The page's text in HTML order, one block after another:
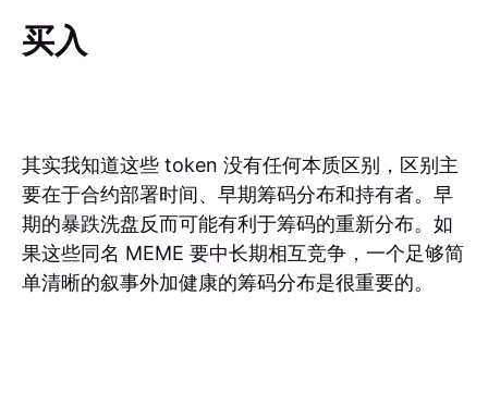
买入
其实我知道这些 token 没有任何本质区别，区别主
要在于合约部署时间、早期筹码分布和持有者。早
期的暴跌洗盘反而可能有利于筹码的重新分布。如
果这些同名 MEME 要中长期相互竞争，一个足够简
单清晰的叙事外加健康的筹码分布是很重要的。